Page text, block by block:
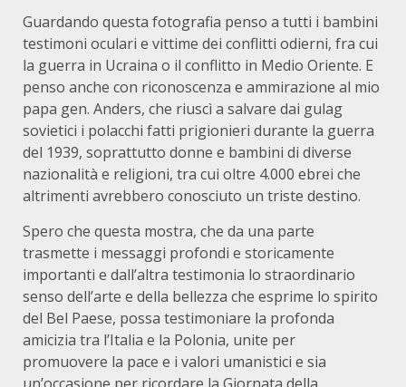
Guardando questa fotografia penso a tutti i bambini
testimoni oculari e vittime dei conflitti odierni, fra cui
la guerra in Ucraina o il conflitto in Medio Oriente. E
penso anche con riconoscenza e ammirazione al mio
papa gen. Anders, che riuscì a salvare dai gulag
sovietici i polacchi fatti prigionieri durante la guerra
del 1939, soprattutto donne e bambini di diverse
nazionalità e religioni, tra cui oltre 4.000 ebrei che
altrimenti avrebbero conosciuto un triste destino.
Spero che questa mostra, che da una parte
trasmette i messaggi profondi e storicamente
importanti e dall’altra testimonia lo straordinario
senso dell’arte e della bellezza che esprime lo spirito
del Bel Paese, possa testimoniare la profonda
amicizia tra l’Italia e la Polonia, unite per
promuovere la pace e i valori umanistici e sia